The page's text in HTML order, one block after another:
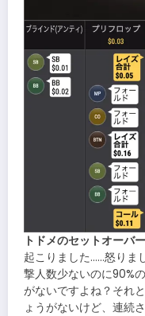
トドメのセットオーバ
起こりました……怒りま
撃人数少ないのに90%
がないですよね？それ
ょうがないけど、連続